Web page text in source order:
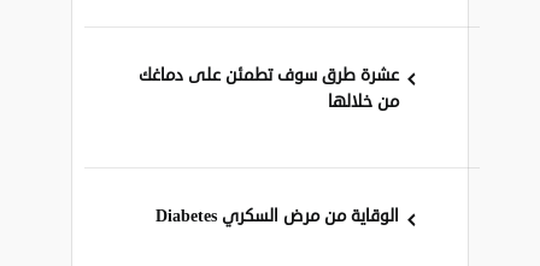
عشرة طرق سوف تطمئن على دماغك
من خلالها
الوقاية من مرض السكري Diabetes